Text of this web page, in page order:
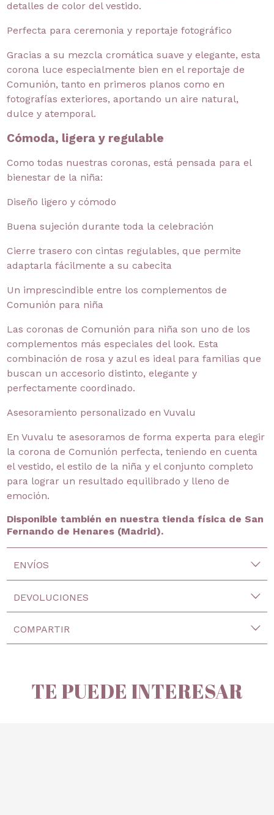
detalles de color del vestido.
Perfecta para ceremonia y reportaje fotográfico
Gracias a su mezcla cromática suave y elegante, esta
corona luce especialmente bien en el reportaje de
Comunión, tanto en primeros planos como en
fotografías exteriores, aportando un aire natural,
dulce y atemporal.
Cómoda, ligera y regulable
Como todas nuestras coronas, está pensada para el
bienestar de la niña:
Diseño ligero y cómodo
Buena sujeción durante toda la celebración
Cierre trasero con cintas regulables, que permite
adaptarla fácilmente a su cabecita
Un imprescindible entre los complementos de
Comunión para niña
Las coronas de Comunión para niña son uno de los
complementos más especiales del look. Esta
combinación de rosa y azul es ideal para familias que
buscan un accesorio distinto, elegante y
perfectamente coordinado.
Asesoramiento personalizado en Vuvalu
En Vuvalu te asesoramos de forma experta para elegir
la corona de Comunión perfecta, teniendo en cuenta
el vestido, el estilo de la niña y el conjunto completo
para lograr un resultado equilibrado y lleno de
emoción.
Disponible también en nuestra tienda física de San
Fernando de Henares (Madrid).
ENVÍOS
DEVOLUCIONES
COMPARTIR
TE PUEDE INTERESAR